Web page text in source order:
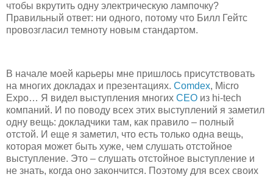
чтобы вкрутить одну электрическую лампочку?
Правильный ответ: ни одного, потому что Билл Гейтс
провозгласил темноту новым стандартом.
В начале моей карьеры мне пришлось присутствовать
на многих докладах и презентациях. Comdex, Micro
Expo… Я видел выступления многих CEO из hi-tech
компаний. И по поводу всех этих выступлений я заметил
одну вещь: докладчики там, как правило – полный
отстой. И еще я заметил, что есть только одна вещь,
которая может быть хуже, чем слушать отстойное
выступление. Это – слушать отстойное выступление и
не знать, когда оно закончится. Поэтому для всех своих